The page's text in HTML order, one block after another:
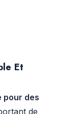
Et
pour des
de